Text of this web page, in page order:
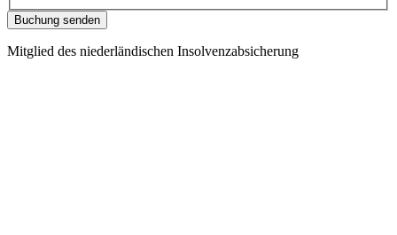
Buchung senden
Mitglied des niederländischen Insolvenzabsicherung